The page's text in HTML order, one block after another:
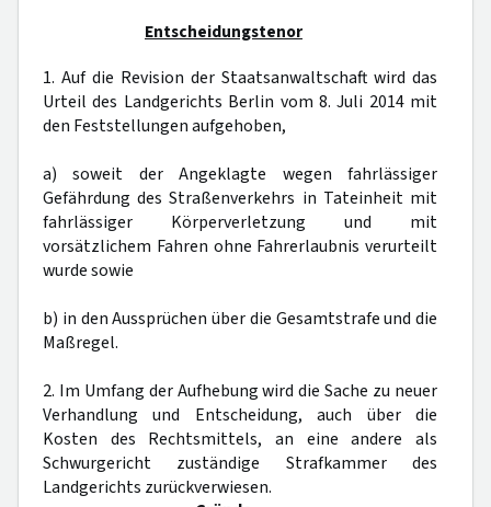
Entscheidungstenor
1. Auf die Revision der Staatsanwaltschaft wird das
Urteil des Landgerichts Berlin vom 8. Juli 2014 mit
den Feststellungen aufgehoben,
a) soweit der Angeklagte wegen fahrlässiger
Gefährdung des Straßenverkehrs in Tateinheit mit
fahrlässiger Körperverletzung und mit
vorsätzlichem Fahren ohne Fahrerlaubnis verurteilt
wurde sowie
b) in den Aussprüchen über die Gesamtstrafe und die
Maßregel.
2. Im Umfang der Aufhebung wird die Sache zu neuer
Verhandlung und Entscheidung, auch über die
Kosten des Rechtsmittels, an eine andere als
Schwurgericht zuständige Strafkammer des
Landgerichts zurückverwiesen.